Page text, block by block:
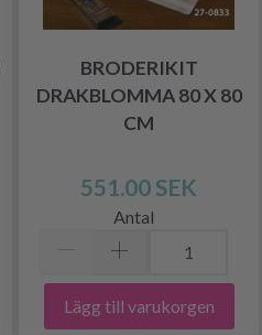
BRODERIKIT
DRAKBLOMMA 80 X 80
CM
551.00 SEK
Antal
Lägg till varukorgen